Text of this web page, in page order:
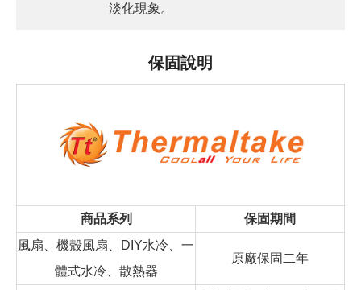
淡化現象。
保固說明
商品系列
保固期間
風扇、機殼風扇、DIY水冷、一
體式水冷、散熱器
原廠保固二年